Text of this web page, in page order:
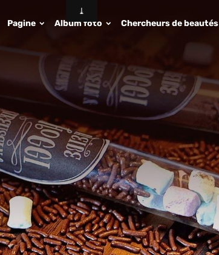
Pagine Album foto Chercheurs de beautés